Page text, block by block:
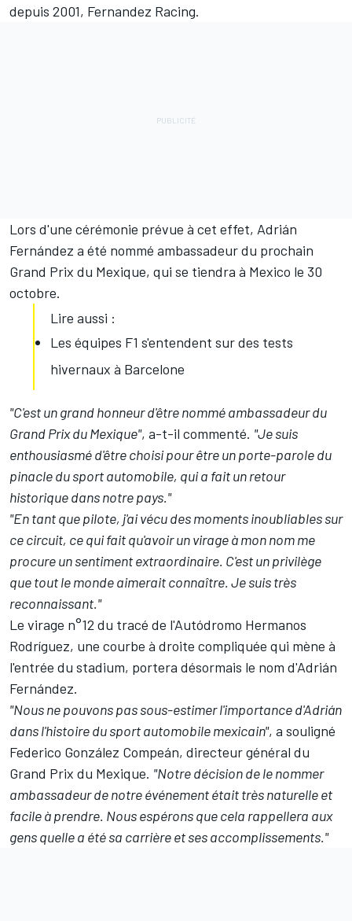
depuis 2001, Fernandez Racing.
Lors d'une cérémonie prévue à cet effet, Adrián
Fernández a été nommé ambassadeur du prochain
Grand Prix du Mexique, qui se tiendra à Mexico le 30
octobre.
Lire aussi :
Les équipes F1 s'entendent sur des tests
hivernaux à Barcelone
"C'est un grand honneur d'être nommé ambassadeur du
Grand Prix du Mexique", a-t-il commenté. "Je suis
enthousiasmé d'être choisi pour être un porte-parole du
pinacle du sport automobile, qui a fait un retour
historique dans notre pays."
"En tant que pilote, j'ai vécu des moments inoubliables sur
ce circuit, ce qui fait qu'avoir un virage à mon nom me
procure un sentiment extraordinaire. C'est un privilège
que tout le monde aimerait connaître. Je suis très
reconnaissant."
Le virage n°12 du tracé de l'Autódromo Hermanos
Rodríguez, une courbe à droite compliquée qui mène à
l'entrée du stadium, portera désormais le nom d'Adrián
Fernández.
"Nous ne pouvons pas sous-estimer l'importance d'Adrián
dans l'histoire du sport automobile mexicain", a souligné
Federico González Compeán, directeur général du
Grand Prix du Mexique. "Notre décision de le nommer
ambassadeur de notre événement était très naturelle et
facile à prendre. Nous espérons que cela rappellera aux
gens quelle a été sa carrière et ses accomplissements."